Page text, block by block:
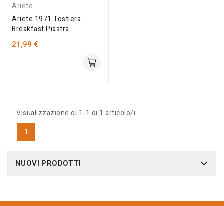
Ariete
Ariete 1971 Tostiera
Breakfast Piastra...
21,99 €
Visualizzazione di 1-1 di 1 articolo/i
1
NUOVI PRODOTTI